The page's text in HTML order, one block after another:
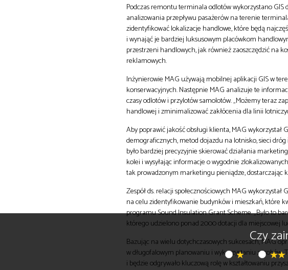
Podczas remontu terminala odlotów wykorzystano
analizowania przepływu pasażerów na terenie
zidentyfikować lokalizacje handlowe, które będą
i wynająć je bardziej luksusowym placówkom
przestrzeni handlowych, jak również zaoszczędzić na
reklamowych.
Inżynierowie MAG używają mobilnej aplikacji GIS w
konserwacyjnych. Następnie MAG analizuje te
czasy odlotów i przylotów samolotów. „Możemy teraz
handlowej i zminimalizować zakłócenia dla linii
Aby poprawić jakość obsługi klienta, MAG
demograficznych, metod dojazdu na lotnisko, sieci
było bardziej precyzyjnie skierować działania
kolei i wysyłając informacje o wygodnie
tak prowadzonym marketingu pieniądze,
Zespół ds. relacji społecznościowych MAG
na celu zidentyfikowanie budynków i mieszkań, które
programu Sound Insulation Grant Scheme. „Było to
którego udzielono ponad 2000 dotacji dla miejscowej
Bazując na wielu dotychczasowych sukcesach, MAG
w długofalowym planowaniu i wykorzystaniu zasobów.
i będzie odgrywało kluczową rolę w kształtowaniu
Czy